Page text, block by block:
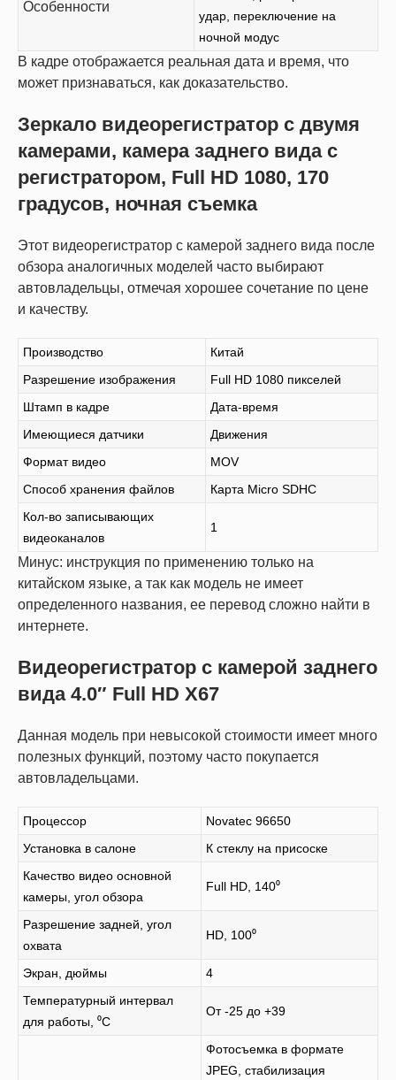
Особенности
удар, переключение на
ночной модус
В кадре отображается реальная дата и время, что
может признаваться, как доказательство.
Зеркало видеорегистратор c двумя
камерами, камера заднего вида с
регистратором, Full HD 1080, 170
градусов, ночная съемка
Этот видеорегистратор с камерой заднего вида после
обзора аналогичных моделей часто выбирают
автовладельцы, отмечая хорошее сочетание по цене
и качеству.
Производство
Китай
Разрешение изображения
Full HD 1080 пикселей
Штамп в кадре
Дата-время
Имеющиеся датчики
Движения
Формат видео
MOV
Способ хранения файлов
Карта Micro SDHC
Кол-во записывающих
видеоканалов
1
Минус: инструкция по применению только на
китайском языке, а так как модель не имеет
определенного названия, ее перевод сложно найти в
интернете.
Видеорегистратор с камерой заднего
вида 4.0″ Full HD X67
Данная модель при невысокой стоимости имеет много
полезных функций, поэтому часто покупается
автовладельцами.
Процессор
Novateс 96650
Установка в салоне
К стеклу на присоске
Качество видео основной
камеры, угол обзора
Full HD, 140⁰
Разрешение задней, угол
охвата
HD, 100⁰
Экран, дюймы
4
Температурный интервал
для работы, ⁰С
От -25 до +39
Фотосъемка в формате
JPEG, стабилизация